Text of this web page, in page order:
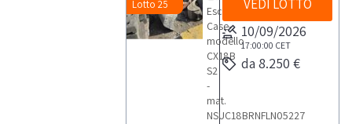
Lotto 25
Escavatore
Case-
modello
CX18B
S2
-
mat.
NSUC18BRNFLN05227
VEDI LOTTO
10/09/2026
17:00:00 CET
da 8.250 €